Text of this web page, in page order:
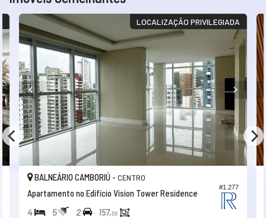
LOCALIZAÇÃO PRIVILEGIADA
#1.277
BALNEÁRIO CAMBORIÚ -CENTRO
Apartamento no Edifício Vision Tower Residence
4 5 2 157,00